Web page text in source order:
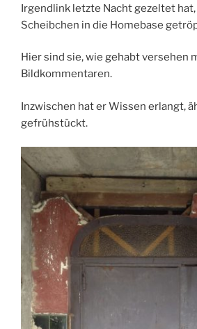
Irgendlink letzte Nacht gezeltet
Scheibchen in die Homebase
Hier sind sie, wie gehabt versehen
Bildkommentaren.
Inzwischen hat er Wissen erlangt,
gefrühstückt.